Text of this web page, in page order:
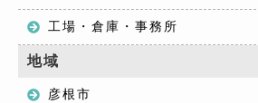
工場・倉庫・事務所
地域
彦根市